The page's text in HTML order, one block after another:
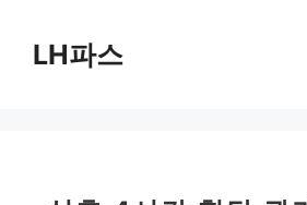
LH파스